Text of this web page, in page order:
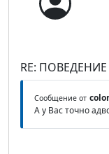
RE:
Сообщение от
А у Вас точно